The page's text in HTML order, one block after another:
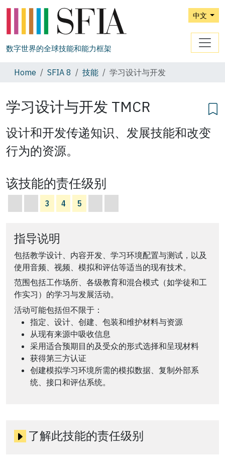
中文
数字世界的全球技能和能力框架
Home SFIA 8 技能 学习设计与开发
学习设计与开发 TMCR
设计和开发传递知识、发展技能和改变
行为的资源。
该技能的责任级别
3 4 5
指导说明
包括教学设计、内容开发、学习环境配置与测试，以及
使用音频、视频、模拟和评估等适当的现有技术。
范围包括工作场所、各级教育和混合模式（如学徒和工
作实习）的学习与发展活动。
活动可能包括但不限于：
指定、设计、创建、包装和维护材料与资源
从现有来源中吸收信息
采用适合预期目的及受众的形式选择和呈现材料
获得第三方认证
创建模拟学习环境所需的模拟数据、复制外部系
统、接口和评估系统。
了解此技能的责任级别